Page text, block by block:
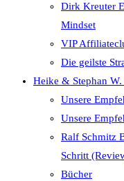
Dirk Kreuter
Mindset
VIP
Die geilste
Heike & Stephan W.
Unsere
Unsere
Ralf Schmitz
Schritt
Bücher